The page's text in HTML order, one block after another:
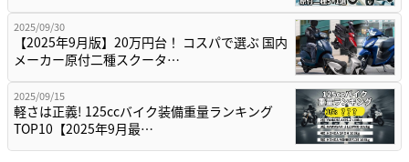
2025/09/30
【2025年9月版】20万円台！ コスパで選ぶ 国内
メーカー原付二種スクータ…
2025/09/15
軽さは正義! 125ccバイク装備重量ランキング
TOP10【2025年9月最…